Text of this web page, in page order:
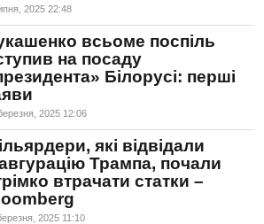
2025 22:48
всьоме поспіль
на посаду
Білорусі: перші
2025 12:06
які відвідали
Трампа, почали
втрачати статки –
2025 11:10